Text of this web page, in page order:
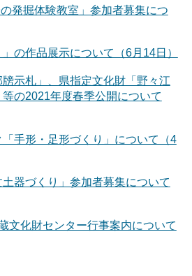
発掘体験教室」参加者募集につ
」の作品展示について（6月14日）
示札」、県指定文化財「野々江
の2021年度春季公開について
手形・足形づくり」について（4
器づくり」参加者募集について
文化財センター行事案内について